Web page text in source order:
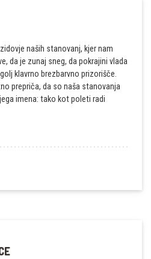
naših stanovanj, kjer nam
da je zunaj sneg, da pokrajini vlada
klavrno brezbarvno prizorišče.
prepriča, da so naša stanovanja
imena: tako kot poleti radi